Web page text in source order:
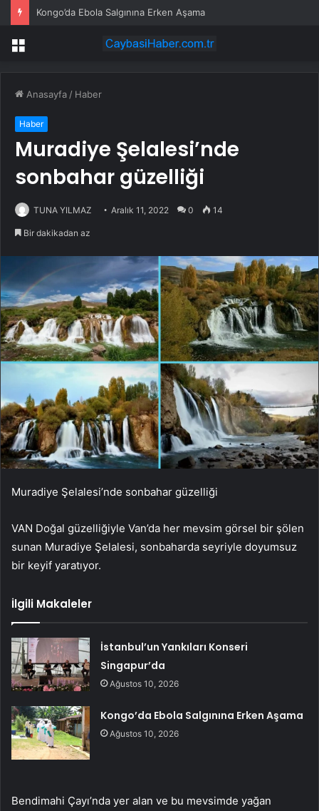
Kongo’da Ebola Salgınına Erken Aşama
Menü
Anasayfa / Haber
Haber
Muradiye Şelalesi’nde
sonbahar güzelliği
TUNA YILMAZ Aralık 11, 2022 0 14
Bir dakikadan az
Muradiye Şelalesi’nde sonbahar güzelliği
VAN Doğal güzelliğiyle Van’da her mevsim görsel bir şölen
sunan Muradiye Şelalesi, sonbaharda seyriyle doyumsuz
bir keyif yaratıyor.
İlgili Makaleler
İstanbul’un Yankıları Konseri
Singapur’da
Ağustos 10, 2026
Kongo’da Ebola Salgınına Erken Aşama
Ağustos 10, 2026
Bendimahi Çayı’nda yer alan ve bu mevsimde yağan